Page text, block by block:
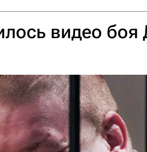
видео боя